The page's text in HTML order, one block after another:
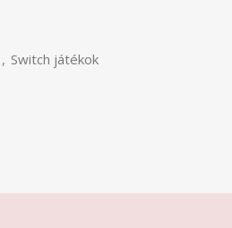
, Switch játékok